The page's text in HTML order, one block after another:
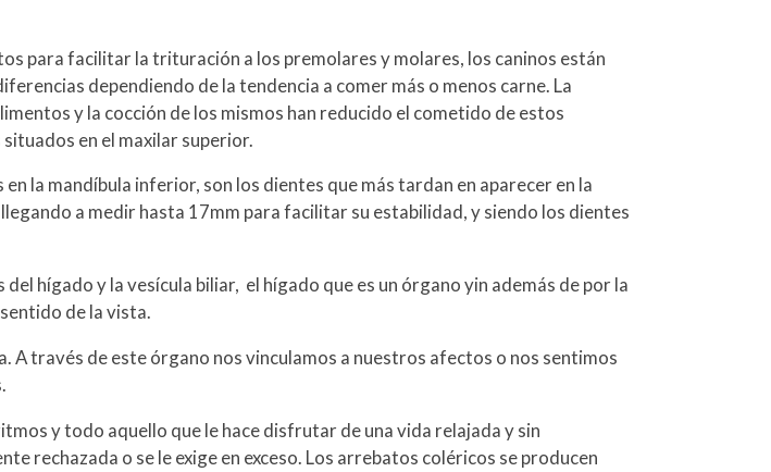
para facilitar la trituración a los premolares y molares, los caninos están
dependiendo de la tendencia a comer más o menos carne. La
y la cocción de los mismos han reducido el cometido de estos
en el maxilar superior.
la mandíbula inferior, son los dientes que más tardan en aparecer en la
a medir hasta 17mm para facilitar su estabilidad, y siendo los dientes
hígado y la vesícula biliar, el hígado que es un órgano yin además de por la
de la vista.
A través de este órgano nos vinculamos a nuestros afectos o nos sentimos
y todo aquello que le hace disfrutar de una vida relajada y sin
rechazada o se le exige en exceso. Los arrebatos coléricos se producen